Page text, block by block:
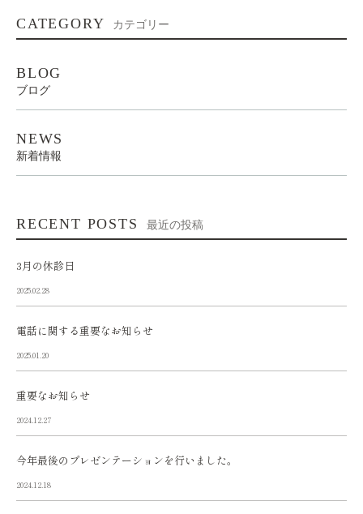
CATEGORY カテゴリー
BLOG
ブログ
NEWS
新着情報
RECENT POSTS 最近の投稿
3月の休診日
2025.02.28
電話に関する重要なお知らせ
2025.01.20
重要なお知らせ
2024.12.27
今年最後のプレゼンテーションを行いました。
2024.12.18